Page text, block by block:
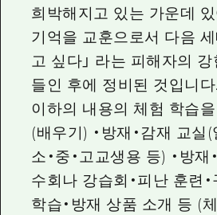
희박해지고 있는 가운데 있
기억을 교훈으로서 다음
고 싶다」 라는 피해자의
들인 후에 정비된 것입니
이하의 내용의 체험 학습
(배우기) ・방재・감재 교실(
소・중・고교생용 등) ・방
수회나 강습회・피난 훈련・
학습・방재 상품 소개 등 (